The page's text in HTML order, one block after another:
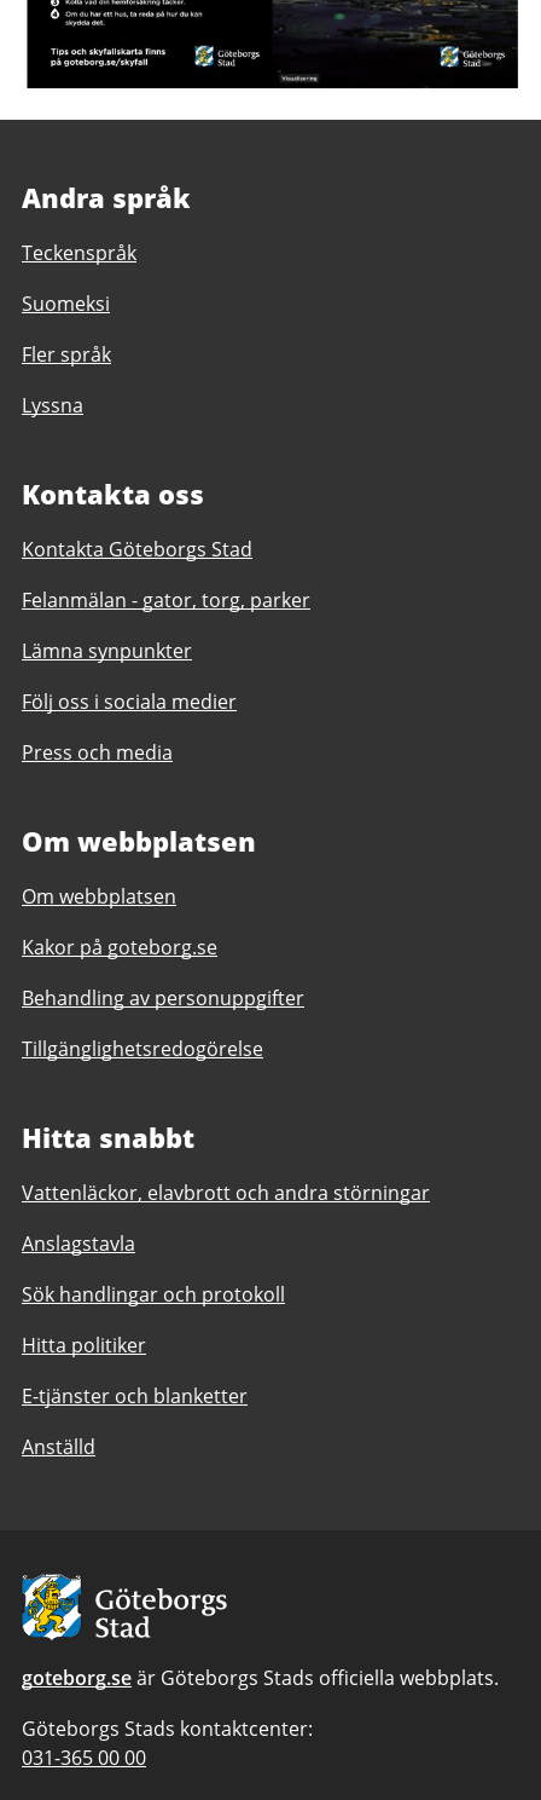
Andra språk
Teckenspråk
Suomeksi
Fler språk
Lyssna
Kontakta oss
Kontakta Göteborgs Stad
Felanmälan - gator, torg, parker
Lämna synpunkter
Följ oss i sociala medier
Press och media
Om webbplatsen
Om webbplatsen
Kakor på goteborg.se
Behandling av personuppgifter
Tillgänglighetsredogörelse
Hitta snabbt
Vattenläckor, elavbrott och andra störningar
Anslagstavla
Sök handlingar och protokoll
Hitta politiker
E-tjänster och blanketter
Anställd
Avsändare:
Göteborgs
Stad
goteborg.seär Göteborgs Stads officiella webbplats.
Göteborgs Stads kontaktcenter:
Telefonnummer
031-365 00 00